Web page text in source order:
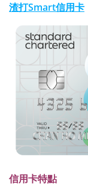
渣打Smart信用卡
信用卡特點